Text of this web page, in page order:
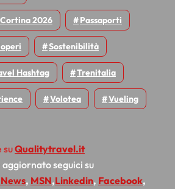
2026 Passaporti
Sostenibilità
Hashtag Trenitalia
Volotea Vueling
suQualitytravel.it
seguici su
, MSN,Linkedin, Facebook,